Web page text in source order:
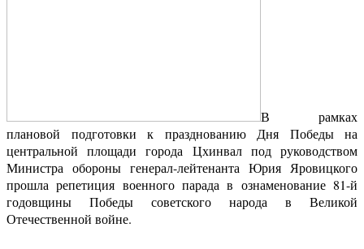
В рамках
плановой подготовки к празднованию Дня Победы на
центральной площади города Цхинвал под руководством
Министра обороны генерал-лейтенанта Юрия Яровицкого
прошла репетиция военного парада в ознаменование 81-й
годовщины Победы советского народа в Великой
Отечественной войне.